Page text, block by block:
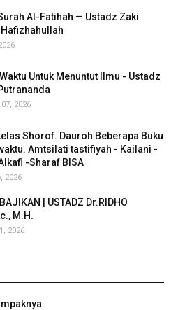
Al-Fatihah — Ustadz Zaki
Untuk Menuntut Ilmu - Ustadz
2026
Shorof. Dauroh Beberapa Buku
Amtsilati tastifiyah - Kailani -
-Sharaf BISA
2026
| USTADZ Dr.RIDHO
M.H.
2026